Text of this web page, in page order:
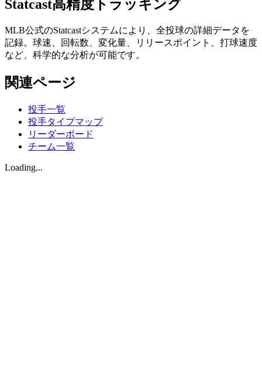
Statcast高精度トラッキング
MLB公式のStatcastシステムにより、全投球の詳細データを
記録。球速、回転数、変化量、リリースポイント、打球速度
など、科学的な分析が可能です。
関連ページ
投手一覧
投手タイプマップ
リーダーボード
チーム一覧
Loading...